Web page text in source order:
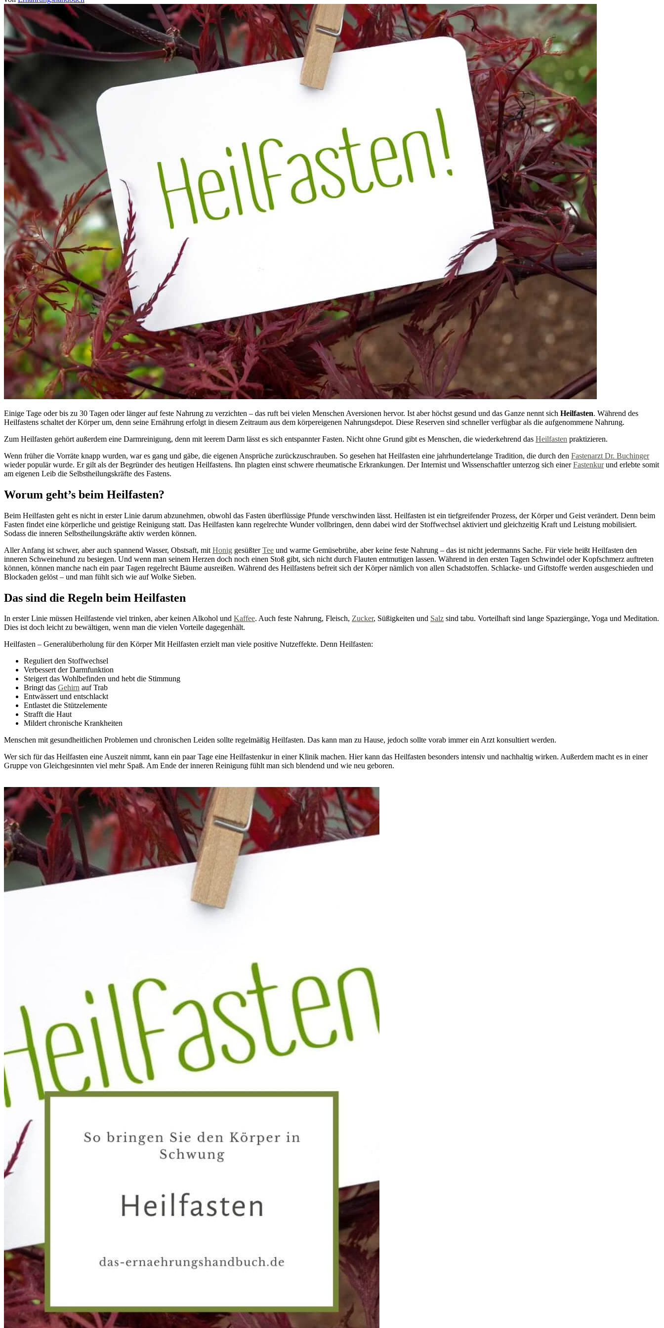
Einige Tage oder bis zu 30 Tagen oder länger auf feste Nahrung zu verzichten – das ruft bei vielen Menschen Aversionen hervor. Ist aber höchst gesund und das Ganze nennt sich Heilfasten. Während des
Heilfastens schaltet der Körper um, denn seine Ernährung erfolgt in diesem Zeitraum aus dem körpereigenen Nahrungsdepot. Diese Reserven sind schneller verfügbar als die aufgenommene Nahrung.
Zum Heilfasten gehört außerdem eine Darmreinigung, denn mit leerem Darm lässt es sich entspannter Fasten. Nicht ohne Grund gibt es Menschen, die wiederkehrend das Heilfasten praktizieren.
Wenn früher die Vorräte knapp wurden, war es gang und gäbe, die eigenen Ansprüche zurückzuschrauben. So gesehen hat Heilfasten eine jahrhundertelange Tradition, die durch den Fastenarzt Dr. Buchinger
wieder populär wurde. Er gilt als der Begründer des heutigen Heilfastens. Ihn plagten einst schwere rheumatische Erkrankungen. Der Internist und Wissenschaftler unterzog sich einerFastenkurund erlebte somit
am eigenen Leib die Selbstheilungskräfte des Fastens.
Worum geht’s beim Heilfasten?
Beim Heilfasten geht es nicht in erster Linie darum abzunehmen, obwohl das Fasten überflüssige Pfunde verschwinden lässt. Heilfasten ist ein tiefgreifender Prozess, der Körper und Geist verändert. Denn beim
Fasten findet eine körperliche und geistige Reinigung statt. Das Heilfasten kann regelrechte Wunder vollbringen, denn dabei wird der Stoffwechsel aktiviert und gleichzeitig Kraft und Leistung mobilisiert.
Sodass die inneren Selbstheilungskräfte aktiv werden können.
Aller Anfang ist schwer, aber auch spannend Wasser, Obstsaft, mit Honig gesüßterTee und warme Gemüsebrühe, aber keine feste Nahrung – das ist nicht jedermanns Sache. Für viele heißt Heilfasten den
inneren Schweinehund zu besiegen. Und wenn man seinem Herzen doch noch einen Stoß gibt, sich nicht durch Flauten entmutigen lassen. Während in den ersten Tagen Schwindel oder Kopfschmerz auftreten
können, können manche nach ein paar Tagen regelrecht Bäume ausreißen. Während des Heilfastens befreit sich der Körper nämlich von allen Schadstoffen. Schlacke- und Giftstoffe werden ausgeschieden und
Blockaden gelöst – und man fühlt sich wie auf Wolke Sieben.
Das sind die Regeln beim Heilfasten
In erster Linie müssen Heilfastende viel trinken, aber keinen Alkohol und Kaffee. Auch feste Nahrung, Fleisch, Zucker, Süßigkeiten und Salz sind tabu. Vorteilhaft sind lange Spaziergänge, Yoga und Meditation.
Dies ist doch leicht zu bewältigen, wenn man die vielen Vorteile dagegenhält.
Heilfasten – Generalüberholung für den Körper Mit Heilfasten erzielt man viele positive Nutzeffekte. Denn Heilfasten:
Reguliert den Stoffwechsel
Verbessert der Darmfunktion
Steigert das Wohlbefinden und hebt die Stimmung
Bringt das Gehirn auf Trab
Entwässert und entschlackt
Entlastet die Stützelemente
Strafft die Haut
Mildert chronische Krankheiten
Menschen mit gesundheitlichen Problemen und chronischen Leiden sollte regelmäßig Heilfasten. Das kann man zu Hause, jedoch sollte vorab immer ein Arzt konsultiert werden.
Wer sich für das Heilfasten eine Auszeit nimmt, kann ein paar Tage eine Heilfastenkur in einer Klinik machen. Hier kann das Heilfasten besonders intensiv und nachhaltig wirken. Außerdem macht es in einer
Gruppe von Gleichgesinnten viel mehr Spaß. Am Ende der inneren Reinigung fühlt man sich blendend und wie neu geboren.